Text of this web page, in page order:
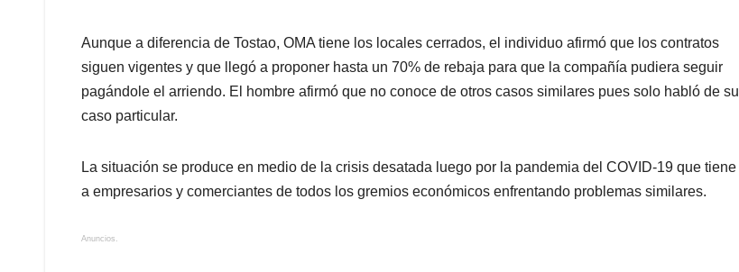
Aunque a diferencia de Tostao, OMA tiene los locales cerrados, el individuo afirmó que los contratos
siguen vigentes y que llegó a proponer hasta un 70% de rebaja para que la compañía pudiera seguir
pagándole el arriendo. El hombre afirmó que no conoce de otros casos similares pues solo habló de su
caso particular.
La situación se produce en medio de la crisis desatada luego por la pandemia del COVID-19 que tiene
a empresarios y comerciantes de todos los gremios económicos enfrentando problemas similares.
Anuncios.